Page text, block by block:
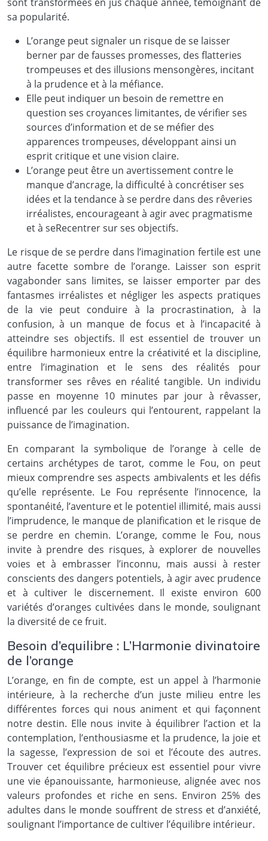
sa popularité.
L’orange peut signaler un risque de se laisser
berner par de fausses promesses, des flatteries
trompeuses et des illusions mensongères, incitant
à la prudence et à la méfiance.
Elle peut indiquer un besoin de remettre en
question ses croyances limitantes, de vérifier ses
sources d’information et de se méfier des
apparences trompeuses, développant ainsi un
esprit critique et une vision claire.
L’orange peut être un avertissement contre le
manque d’ancrage, la difficulté à concrétiser ses
idées et la tendance à se perdre dans des rêveries
irréalistes, encourageant à agir avec pragmatisme
et à seRecentrer sur ses objectifs.
Le risque de se perdre dans l’imagination fertile est une
autre facette sombre de l’orange. Laisser son esprit
vagabonder sans limites, se laisser emporter par des
fantasmes irréalistes et négliger les aspects pratiques
de la vie peut conduire à la procrastination, à la
confusion, à un manque de focus et à l’incapacité à
atteindre ses objectifs. Il est essentiel de trouver un
équilibre harmonieux entre la créativité et la discipline,
entre l’imagination et le sens des réalités pour
transformer ses rêves en réalité tangible. Un individu
passe en moyenne 10 minutes par jour à rêvasser,
influencé par les couleurs qui l’entourent, rappelant la
puissance de l’imagination.
En comparant la symbolique de l’orange à celle de
certains archétypes de tarot, comme le Fou, on peut
mieux comprendre ses aspects ambivalents et les défis
qu’elle représente. Le Fou représente l’innocence, la
spontanéité, l’aventure et le potentiel illimité, mais aussi
l’imprudence, le manque de planification et le risque de
se perdre en chemin. L’orange, comme le Fou, nous
invite à prendre des risques, à explorer de nouvelles
voies et à embrasser l’inconnu, mais aussi à rester
conscients des dangers potentiels, à agir avec prudence
et à cultiver le discernement. Il existe environ 600
variétés d’oranges cultivées dans le monde, soulignant
la diversité de ce fruit.
Besoin d’equilibre : L’Harmonie divinatoire
de l’orange
L’orange, en fin de compte, est un appel à l’harmonie
intérieure, à la recherche d’un juste milieu entre les
différentes forces qui nous animent et qui façonnent
notre destin. Elle nous invite à équilibrer l’action et la
contemplation, l’enthousiasme et la prudence, la joie et
la sagesse, l’expression de soi et l’écoute des autres.
Trouver cet équilibre précieux est essentiel pour vivre
une vie épanouissante, harmonieuse, alignée avec nos
valeurs profondes et riche en sens. Environ 25% des
adultes dans le monde souffrent de stress et d’anxiété,
soulignant l’importance de cultiver l’équilibre intérieur.